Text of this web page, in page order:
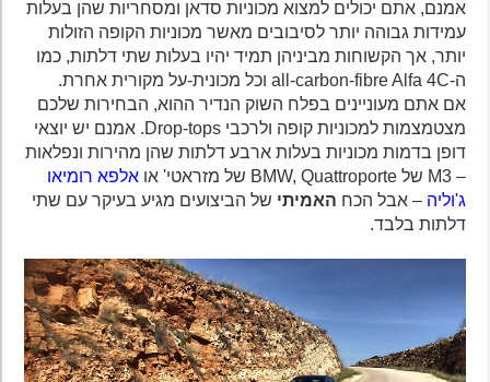
אמנם, אתם יכולים למצוא מכוניות סדאן ומסחריות שהן בעלות
עמידות גבוהה יותר לסיבובים מאשר מכוניות הקופה הזולות
יותר, אך הקשוחות מביניהן תמיד יהיו בעלות שתי דלתות, כמו
אם אתם מעוניינים בפלח השוק הנדיר ההוא, הבחירות שלכם
מצטמצמות למכוניות קופה ולרכבי Drop-tops. אמנם יש יוצאי
דופן בדמות מכוניות בעלות ארבע דלתות שהן מהירות ונפלאות
אלפא רומיאו
ג'וליה– אבל הכחהאמיתישל הביצועים מגיע בעיקר עם שתי
דלתות בלבד.